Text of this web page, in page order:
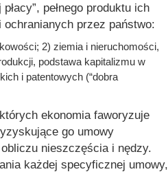
, pełnego produktu ich
ochranianych przez państwo:
2) ziemia i nieruchomości,
podstawa kapitalizmu w
i patentowych (“dobra
ekonomia faworyzuje
go umowy
nieszczęścia i nędzy.
każdej specyficznej umowy,